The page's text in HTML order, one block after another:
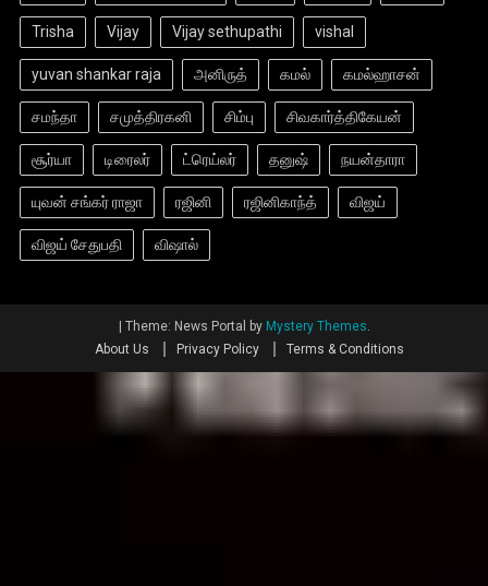
Trisha Vijay Vijay sethupathi vishal
yuvan shankar raja அனிருத் கமல் கமல்ஹாசன்
சமந்தா சமுத்திரகனி சிம்பு சிவகார்த்திகேயன்
சூர்யா டிரைலர் ட்ரெய்லர் தனுஷ் நயன்தாரா
யுவன் சங்கர் ராஜா ரஜினி ரஜினிகாந்த் விஜய்
விஜய் சேதுபதி விஷால்
Theme: News Portal by Mystery Themes.
About Us
Privacy Policy Terms & Conditions